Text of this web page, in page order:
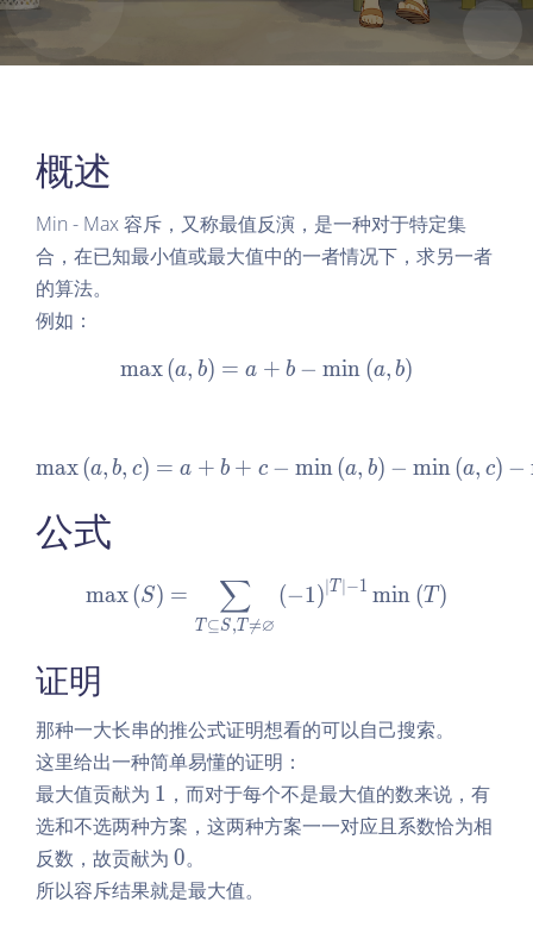
概述
Min - Max 容斥，又称最值反演，是一种对于特定集
合，在已知最小值或最大值中的一者情况下，求另一者
的算法。
例如：
\max\left(a, b\right) = a
max(a, b) = a + b − min (a, b)
\max\left(a, b, c\right) =
max(a, b, c) = a + b + c − min(a, b) − min(a, c) −
公式
\max\left(S\right) =
max(S) =
T⊆S,T 
=∅
∑ (−1)∣T∣−1 min (T )
证明
那种一大长串的推公式证明想看的可以自己搜索。
这里给出一种简单易懂的证明：
最大值贡献为 1
1 ，而对于每个不是最大值的数来说，有
选和不选两种方案，这两种方案一一对应且系数恰为相
反数，故贡献为 0
0。
所以容斥结果就是最大值。